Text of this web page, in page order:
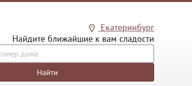
Екатеринбург
Найдите ближайшие к вам сладости